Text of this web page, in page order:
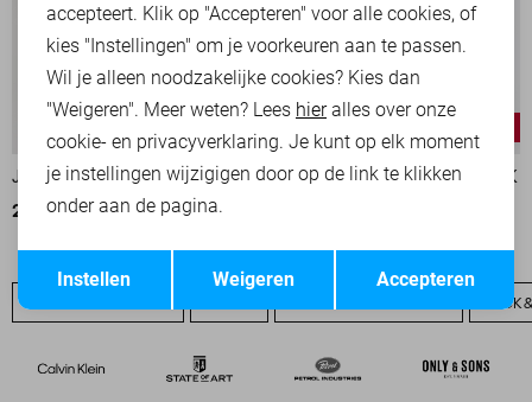
JACK & JONES KORTE BROEK
24,00 39,99
JACK & JONES KORTE BROEK
JACK
Terug Opslaan
accepteert. Klik op "Accepteren" voor alle cookies, of
kies "Instellingen" om je voorkeuren aan te passen.
Wil je alleen noodzakelijke cookies? Kies dan
"Weigeren". Meer weten? Lees hieralles over onze
cookie- en privacyverklaring. Je kunt op elk moment
je instellingen wijzigigen door op de link te klikken
onder aan de pagina.
Accepteren
Weigeren
Instellen